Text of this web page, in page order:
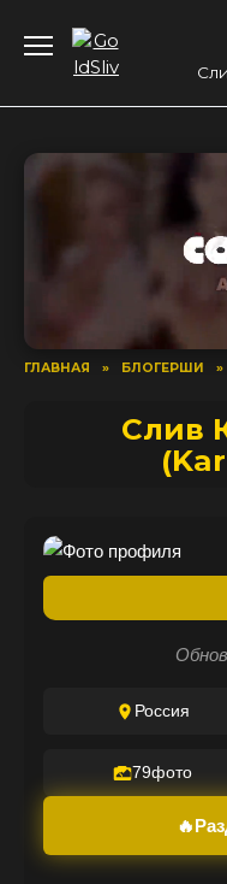
содержанию
ГЛАВНАЯ » БЛОГЕРШИ »
Слив
Россия
79фото